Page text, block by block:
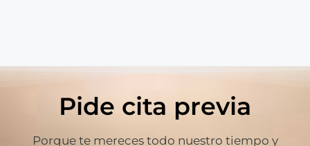
Pide cita previa
Porque te mereces todo nuestro tiempo y